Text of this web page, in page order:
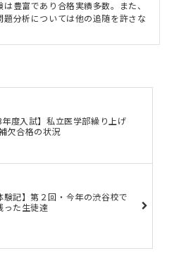
豊富であり合格実績多数。また、
分析については他の追随を許さな
年度入試】私立医学部繰り上げ
欠合格の状況
験記】第２回・今年の渋谷校で
った生徒達